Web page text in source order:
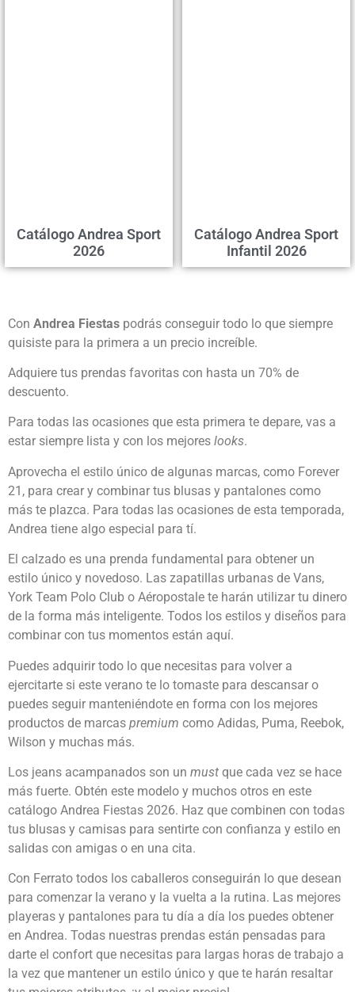
Catálogo Andrea Sport
2026
Catálogo Andrea Sport
Infantil 2026
Con Andrea Fiestas podrás conseguir todo lo que siempre
quisiste para la primera a un precio increíble.
Adquiere tus prendas favoritas con hasta un 70% de
descuento.
Para todas las ocasiones que esta primera te depare, vas a
estar siempre lista y con los mejores looks.
Aprovecha el estilo único de algunas marcas, como Forever
21, para crear y combinar tus blusas y pantalones como
más te plazca. Para todas las ocasiones de esta temporada,
Andrea tiene algo especial para tí.
El calzado es una prenda fundamental para obtener un
estilo único y novedoso. Las zapatillas urbanas de Vans,
York Team Polo Club o Aéropostale te harán utilizar tu dinero
de la forma más inteligente. Todos los estilos y diseños para
combinar con tus momentos están aquí.
Puedes adquirir todo lo que necesitas para volver a
ejercitarte si este verano te lo tomaste para descansar o
puedes seguir manteniéndote en forma con los mejores
productos de marcas premium como Adidas, Puma, Reebok,
Wilson y muchas más.
Los jeans acampanados son un must que cada vez se hace
más fuerte. Obtén este modelo y muchos otros en este
catálogo Andrea Fiestas 2026. Haz que combinen con todas
tus blusas y camisas para sentirte con confianza y estilo en
salidas con amigas o en una cita.
Con Ferrato todos los caballeros conseguirán lo que desean
para comenzar la verano y la vuelta a la rutina. Las mejores
playeras y pantalones para tu día a día los puedes obtener
en Andrea. Todas nuestras prendas están pensadas para
darte el confort que necesitas para largas horas de trabajo a
la vez que mantener un estilo único y que te harán resaltar